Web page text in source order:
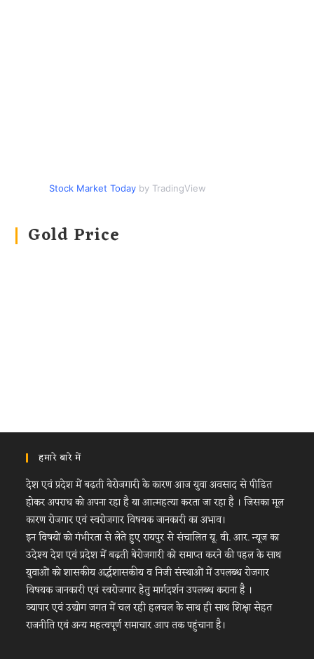
Stock Market Today by TradingView
Gold Price
हमारे बारे में
देश एवं प्रदेश में बढ़ती बेरोजगारी के कारण आज युवा अवसाद से पीडित
होकर अपराध को अपना रहा है या आत्महत्या करता जा रहा है । जिसका मूल
कारण रोजगार एवं स्वरोजगार विषयक जानकारी का अभाव।
इन विषयों को गंभीरता से लेते हुए रायपुर से संचालित यू. वी. आर. न्यूज का
उदेश्य देश एवं प्रदेश में बढ़ती बेरोजगारी को समाप्त करने की पहल के साथ
युवाओं को शासकीय अर्द्धशासकीय व निजी संस्थाओं में उपलब्ध रोजगार
विषयक जानकारी एवं स्वरोजगार हेतु मार्गदर्शन उपलब्ध कराना है ।
व्यापार एवं उद्योग जगत में चल रही हलचल के साथ ही साथ शिक्षा सेहत
राजनीति एवं अन्य महत्वपूर्ण समाचार आप तक पहुंचाना है।